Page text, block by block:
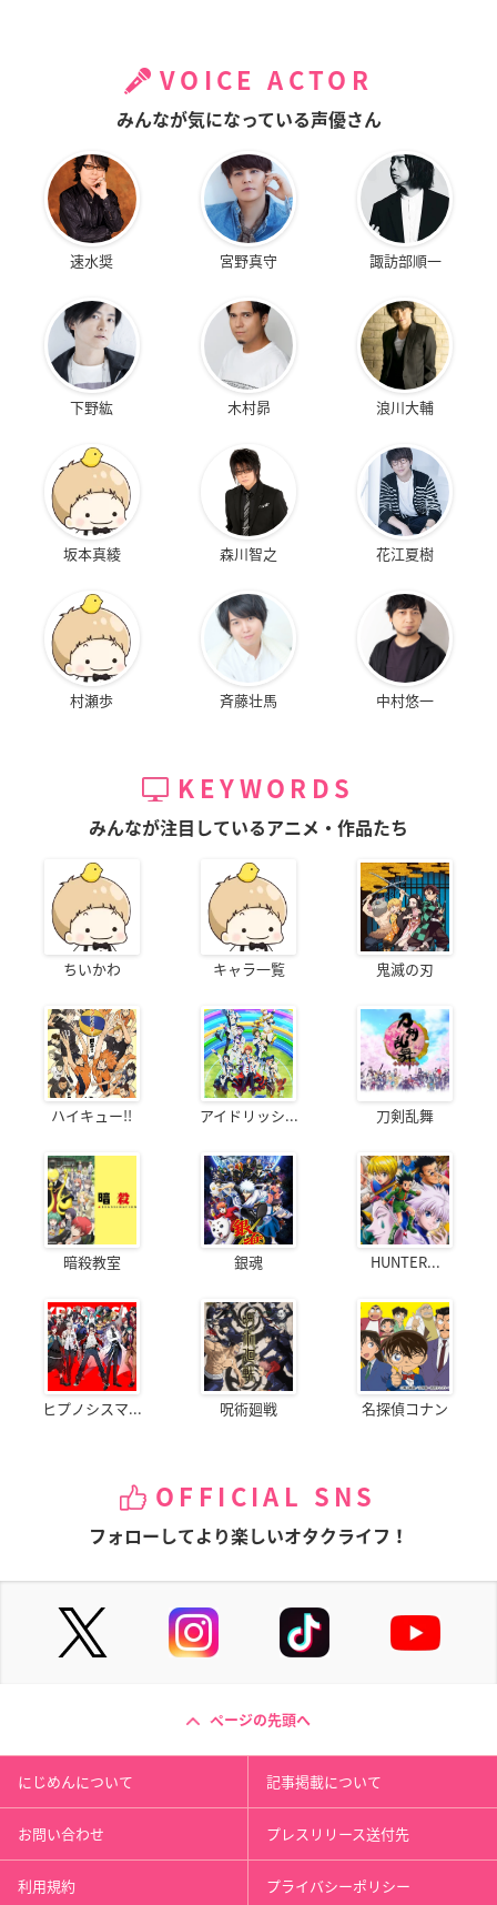
VOICE ACTOR
みんなが気になっている声優さん
速水奨 宮野真守 諏訪部順一
下野紘 木村昴 浪川大輔
坂本真綾 森川智之 花江夏樹
村瀬歩 斉藤壮馬 中村悠一
KEYWORDS
みんなが注目しているアニメ・作品たち
ちいかわ キャラ一覧 鬼滅の刃
ハイキュー!! アイドリッシ... 刀剣乱舞
暗殺教室 銀魂 HUNTER...
ヒプノシスマ... 呪術廻戦 名探偵コナン
OFFICIAL SNS
フォローしてより楽しいオタクライフ！
ページの先頭へ
にじめんについて 記事掲載について
お問い合わせ プレスリリース送付先
利用規約 プライバシーポリシー